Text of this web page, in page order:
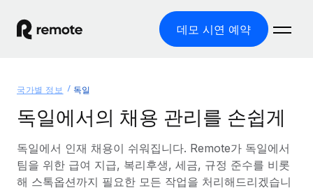
데모 시연 예약
글로벌 고용
글로벌 급여
규정을 준수하며 급여 지급을 손쉽게 처리
글로벌 서비스 제공
리소스
국가별 정보 독일
독일에서의 채용 관리를 손쉽게
독일에서 인재 채용이 쉬워집니다. Remote가 독일에서
팀을 위한 급여 지급, 복리후생, 세금, 규정 준수를 비롯
해 스톡옵션까지 필요한 모든 작업을 처리해드리겠습니